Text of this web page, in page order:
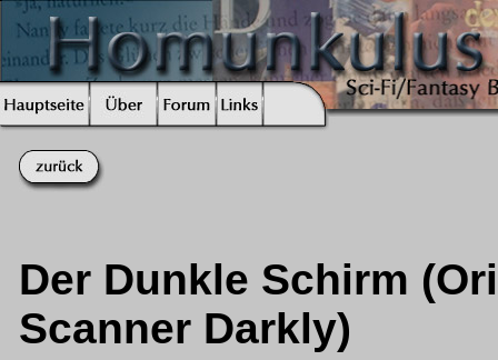
Der Dunkle Schirm
Scanner Darkly)